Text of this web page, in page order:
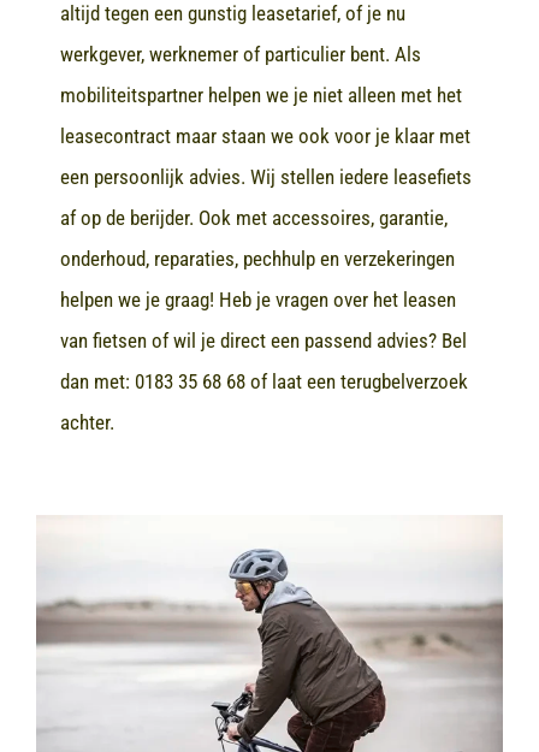
altijd tegen een gunstig leasetarief, of je nu
werkgever, werknemer of particulier bent. Als
mobiliteitspartner helpen we je niet alleen met het
leasecontract maar staan we ook voor je klaar met
een persoonlijk advies. Wij stellen iedere leasefiets
af op de berijder. Ook met accessoires, garantie,
onderhoud, reparaties, pechhulp en verzekeringen
helpen we je graag! Heb je vragen over het leasen
van fietsen of wil je direct een passend advies? Bel
dan met: 0183 35 68 68of laat een terugbelverzoek
achter.